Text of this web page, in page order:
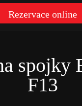
Rezervace online
spojky
F13